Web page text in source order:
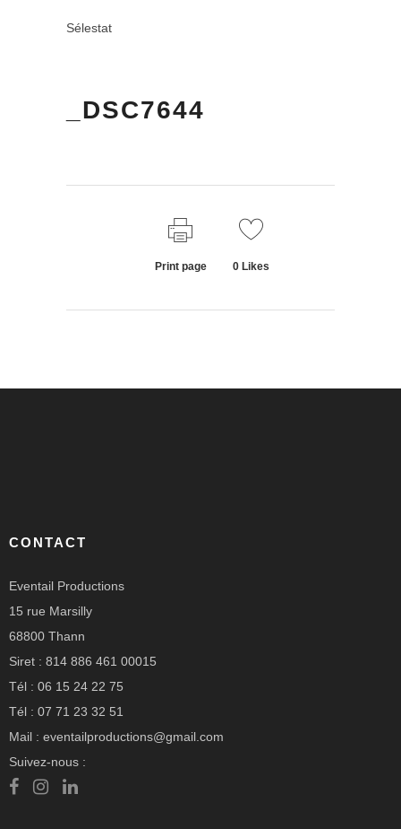
Sélestat
_DSC7644
Print page 0Likes
CONTACT
Eventail Productions
15 rue Marsilly
68800 Thann
Siret : 814 886 461 00015
Tél : 06 15 24 22 75
Tél : 07 71 23 32 51
Mail : eventailproductions@gmail.com
Suivez-nous :